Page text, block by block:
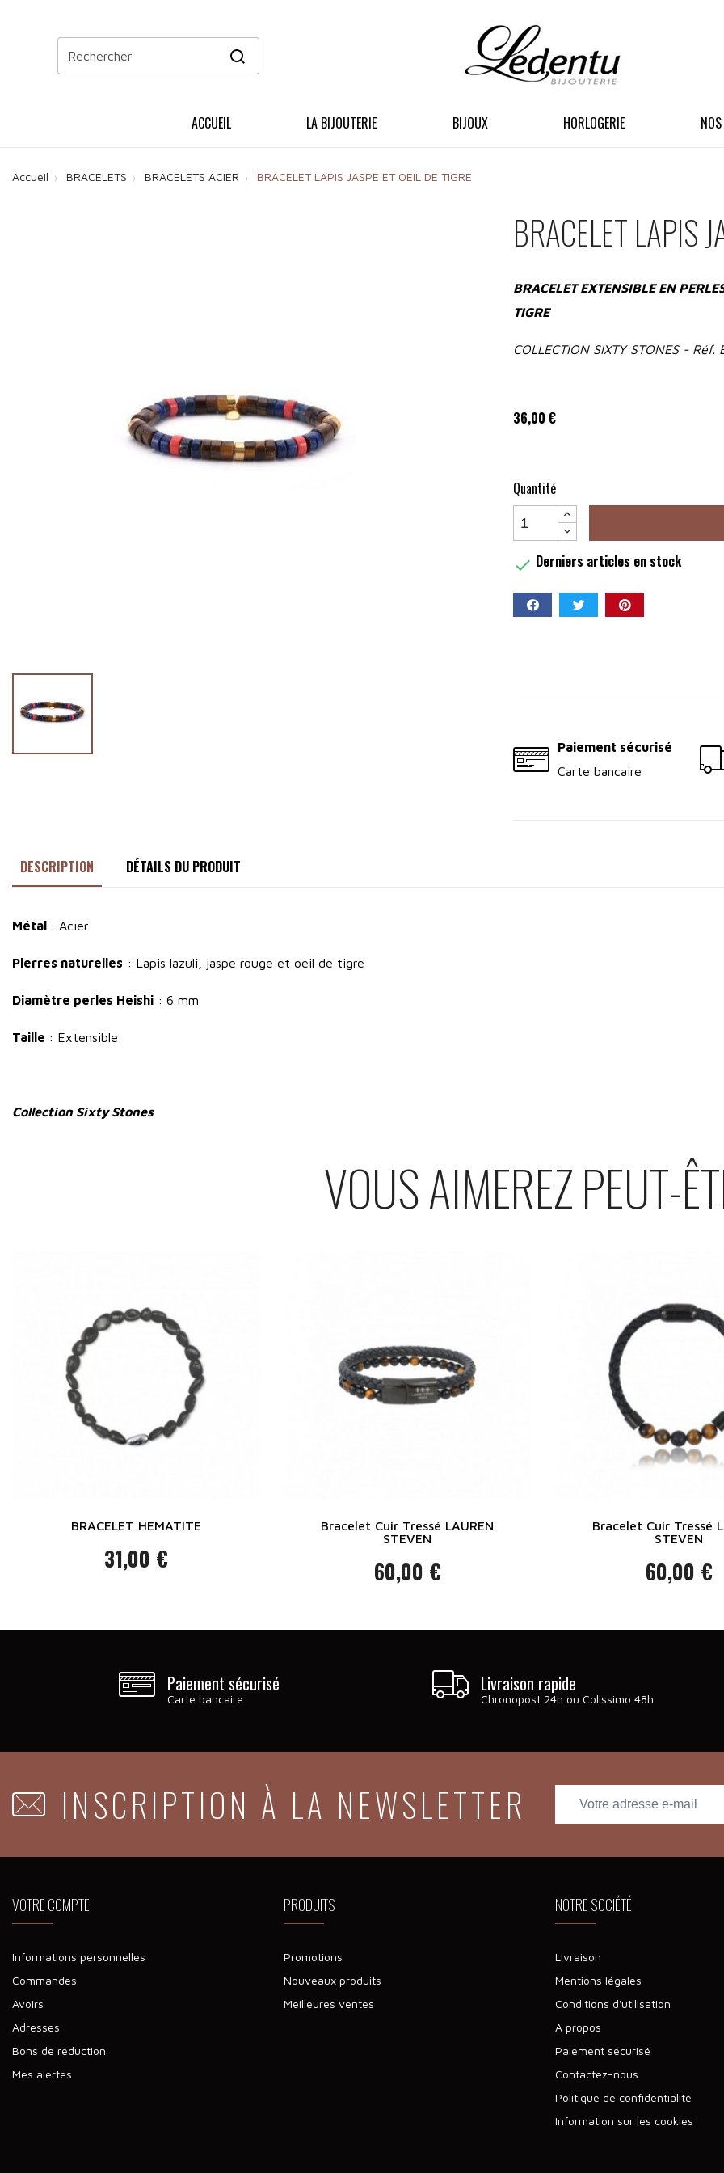
ACCUEIL LA BIJOUTERIE BIJOUX HORLOGERIE
Accueil BRACELETS BRACELETS ACIER BRACELET LAPIS JASPE ET OEIL DE TIGRE
BRACELET LAPIS
BRACELET EXTENSIBLE EN
TIGRE
COLLECTION SIXTY STONES - Réf.
36,00 €
Quantité
 Derniers articles en stock
Partager
Paiement sécurisé
Carte bancaire
DESCRIPTION DÉTAILS DU PRODUIT
Métal : Acier
Pierres naturelles : Lapis lazuli, jaspe rouge et oeil de tigre
Diamètre perles Heishi : 6 mm
Taille : Extensible
Collection Sixty Stones
VOUS AIMEREZ PEUT-
BRACELET HEMATITE
Prix
31,00 €
Bracelet Cuir Tressé LAUREN
STEVEN
Prix
60,00 €
Bracelet Cuir Tressé
STEVEN
Prix
60,00 €
Paiement sécurisé
Carte bancaire
Livraison rapide
Chronopost 24h ou Colissimo 48h
INSCRIPTION À LA NEWSLETTER
VOTRE COMPTE
Informations personnelles
Commandes
Avoirs
Adresses
Bons de réduction
Mes alertes
PRODUITS
Promotions
Nouveaux produits
Meilleures ventes
NOTRE SOCIÉTÉ
Livraison
Mentions légales
Conditions d'utilisation
A propos
Paiement sécurisé
Contactez-nous
Politique de confidentialité
Information sur les cookies